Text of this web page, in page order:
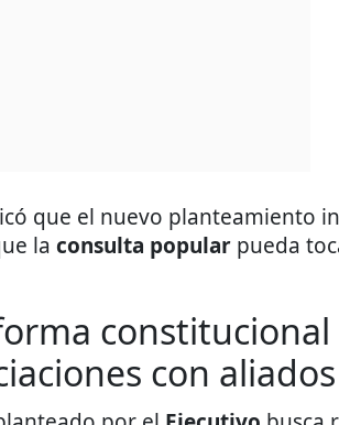
que el nuevo planteamiento
la consulta popular pueda
con aliados